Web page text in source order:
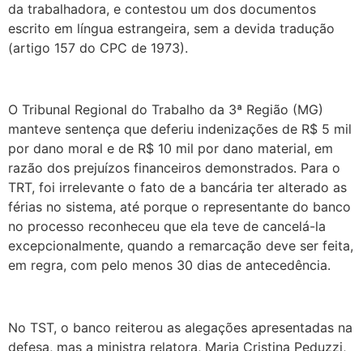
da trabalhadora, e contestou um dos documentos
escrito em língua estrangeira, sem a devida tradução
(artigo 157 do CPC de 1973).
O Tribunal Regional do Trabalho da 3ª Região (MG)
manteve sentença que deferiu indenizações de R$ 5 mil
por dano moral e de R$ 10 mil por dano material, em
razão dos prejuízos financeiros demonstrados. Para o
TRT, foi irrelevante o fato de a bancária ter alterado as
férias no sistema, até porque o representante do banco
no processo reconheceu que ela teve de cancelá-la
excepcionalmente, quando a remarcação deve ser feita,
em regra, com pelo menos 30 dias de antecedência.
No TST, o banco reiterou as alegações apresentadas na
defesa, mas a ministra relatora, Maria Cristina Peduzzi,